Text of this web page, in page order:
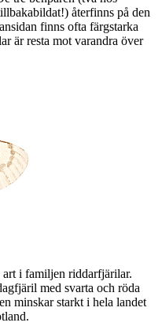
återfinns på den
finns ofta färgstarka
är resta mot varandra över
art i familjen riddarfjärilar.
med svarta och röda
minskar starkt i hela landet